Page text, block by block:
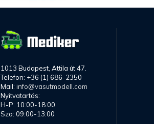
1013 Budapest, Attila út 47.
Telefon: +36 (1) 686-2350
Mail: info@vasutmodell.com
Nyitvatartás:
H-P: 10:00-18:00
Szo: 09:00-13:00